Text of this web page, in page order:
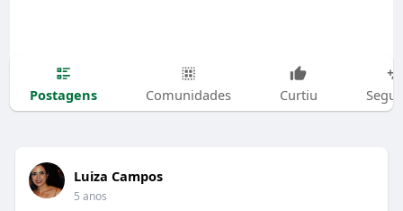
Postagens Comunidades Curtiu
Luiza Campos
5 anos